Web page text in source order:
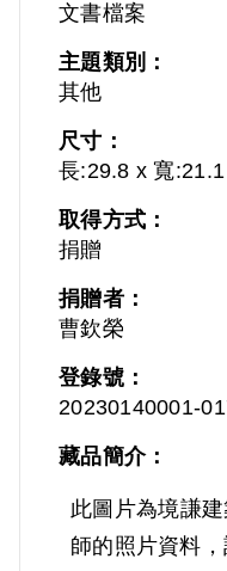
文書檔案
主題類別：
其他
尺寸：
長:29.8 x 寬
取得方式：
捐贈
捐贈者：
曹欽榮
登錄號：
20230140001-
藏品簡介：
此圖片為境謙
師的照片資料，